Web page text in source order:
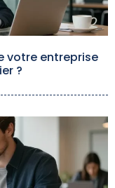
votre entreprise
?